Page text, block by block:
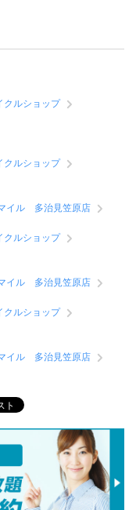
クルショップ
クルショップ
イル 多治見笠原店
クルショップ
イル 多治見笠原店
クルショップ
イル 多治見笠原店